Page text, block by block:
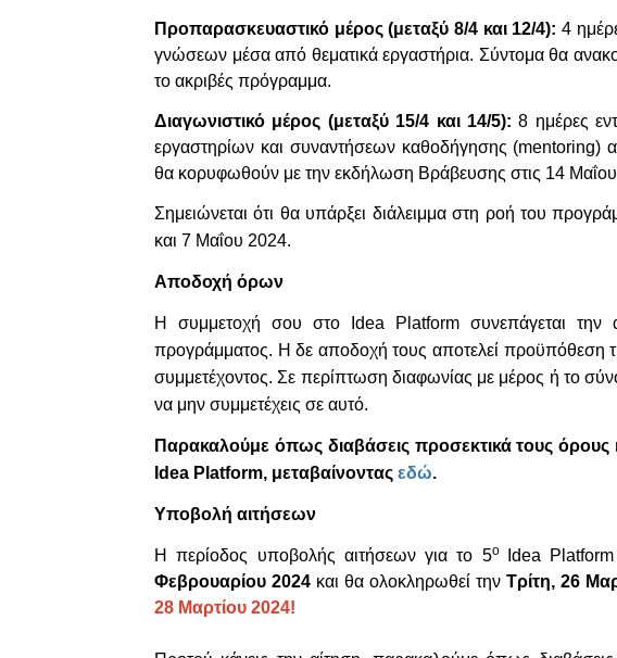
Προπαρασκευαστικό μέρος (μεταξύ 8/4 και 12/4): 4
γνώσεων μέσα από θεματικά εργαστήρια. Σύντομα θα
το ακριβές πρόγραμμα.
Διαγωνιστικό μέρος (μεταξύ 15/4 και 14/5):8 ημέρες
εργαστηρίων και συναντήσεων καθοδήγησης (mentoring)
θα κορυφωθούν με την εκδήλωση Βράβευσης στις 14 Μαΐου
Σημειώνεται ότι θα υπάρξει διάλειμμα στη ροή του
και 7 Μαΐου 2024.
Αποδοχή όρων
Η συμμετοχή σου στo Idea Platform συνεπάγεται την
προγράμματος. Η δε αποδοχή τους αποτελεί προϋπόθεση
συμμετέχοντος. Σε περίπτωση διαφωνίας με μέρος ή το
να μην συμμετέχεις σε αυτό.
Παρακαλούμε όπως διαβάσεις προσεκτικά τους όρους
Idea Platform, μεταβαίνοντας εδώ.
Υποβολή αιτήσεων
Η περίοδος υποβολής αιτήσεων για το 5ο Idea
Φεβρουαρίου 2024 και θα ολοκληρωθεί τηνΤρίτη, 26
28 Μαρτίου 2024!